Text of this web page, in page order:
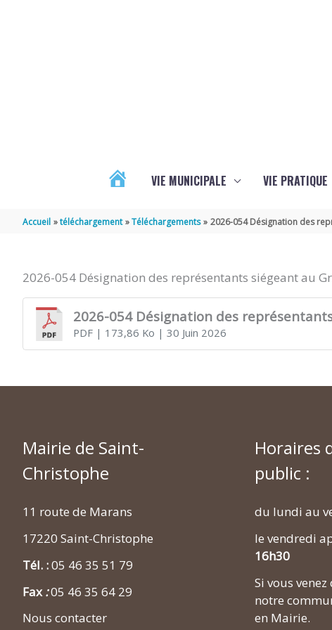
VIE MUNICIPALE VIE PRATIQUE
Accueil téléchargement Téléchargements 2026-054 Désignation des
2026-054 Désignation des représentants siégeant au
2026-054 Désignation des
PDF| 173,86 Ko | 30 Juin 2026
Mairie de Saint-
Christophe
11 route de Marans
17220 Saint-Christophe
Tél. :05 46 35 51 79
Fax :05 46 35 64 29
Nous contacter
Horaires
public :
du lundi au
le vendredi
16h30
Si vous
notre
en Mairie.